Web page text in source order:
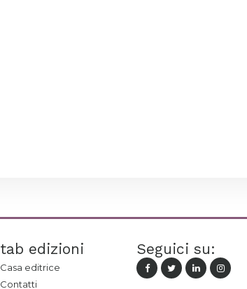
tab edizioni
Casa editrice
Contatti
Seguici su: